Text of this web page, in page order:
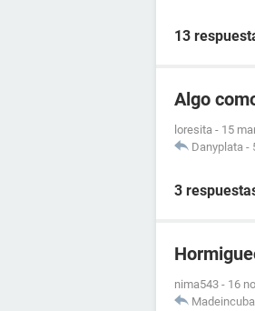
13
Algo
loresita - 15
Danyplata -
3
nima543 - 16
Madeincuba